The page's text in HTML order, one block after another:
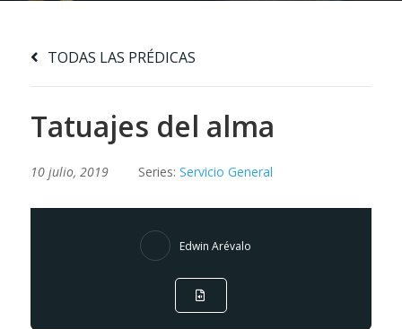
TODAS LAS PRÉDICAS
Tatuajes del alma
10 julio, 2019 Series: Servicio General
Edwin Arévalo